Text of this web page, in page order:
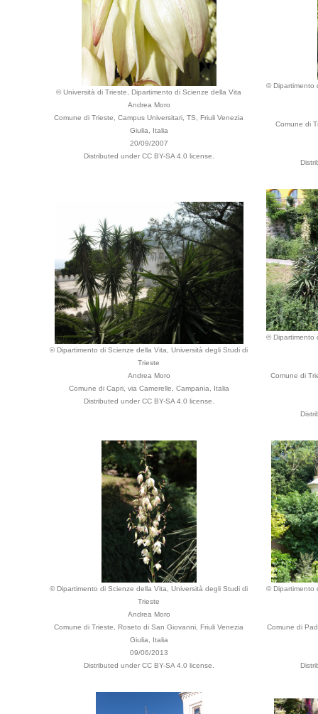
© Università di Trieste, Dipartimento di Scienze della Vita
Andrea Moro
Comune di Trieste, Campus Universitari, TS, Friuli Venezia
Giulia, Italia
20/09/2007
Distributed under CC BY-SA 4.0 license.
© Dipartimento
Comune di
© Dipartimento di Scienze della Vita, Università degli Studi di
Trieste
Andrea Moro
Comune di Capri, via Camerelle, Campania, Italia
Distributed under CC BY-SA 4.0 license.
© Dipartimento
Comune di
© Dipartimento di Scienze della Vita, Università degli Studi di
Trieste
Andrea Moro
Comune di Trieste, Roseto di San Giovanni, Friuli Venezia
Giulia, Italia
09/06/2013
Distributed under CC BY-SA 4.0 license.
© Dipartimento
Comune di